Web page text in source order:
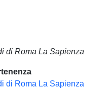
di Roma La Sapienza
di Roma La Sapienza